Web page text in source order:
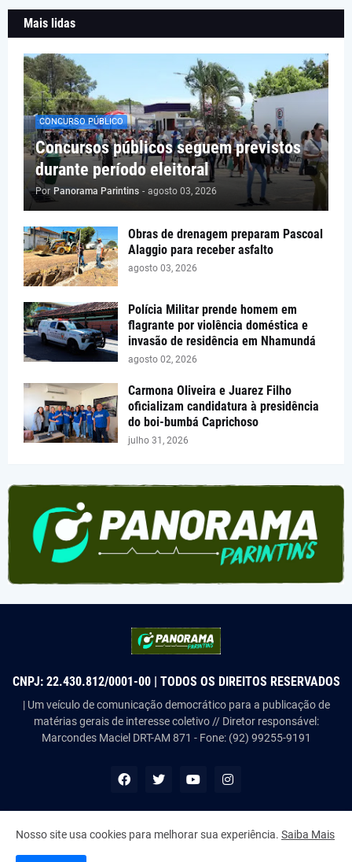
Mais lidas
CONCURSO PÚBLICO
Concursos públicos seguem previstos
durante período eleitoral
Por Panorama Parintins - agosto 03, 2026
Obras de drenagem preparam Pascoal
Alaggio para receber asfalto
agosto 03, 2026
Polícia Militar prende homem em
flagrante por violência doméstica e
invasão de residência em Nhamundá
agosto 02, 2026
Carmona Oliveira e Juarez Filho
oficializam candidatura à presidência
do boi-bumbá Caprichoso
julho 31, 2026
CNPJ: 22.430.812/0001-00 | TODOS OS DIREITOS RESERVADOS
| Um veículo de comunicação democrático para a publicação de
matérias gerais de interesse coletivo // Diretor responsável:
Marcondes Maciel DRT-AM 871 - Fone: (92) 99255-9191
Copyright © Panorama Parintins
Nosso site usa cookies para melhorar sua experiência. Saiba Mais